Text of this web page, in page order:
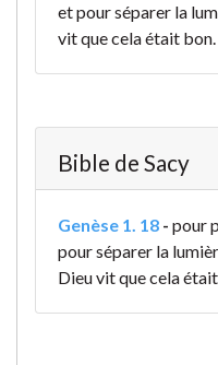
et pour séparer la
vit que cela était bon.
Bible de Sacy
Genèse 1. 18 - pour
pour séparer la
Dieu vit que cela